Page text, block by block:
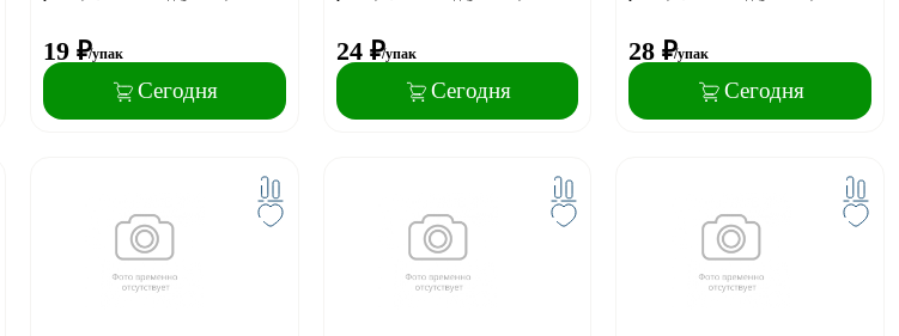
19 ₽/упак
Сегодня
24 ₽/упак
Сегодня
28 ₽/упак
Сегодня